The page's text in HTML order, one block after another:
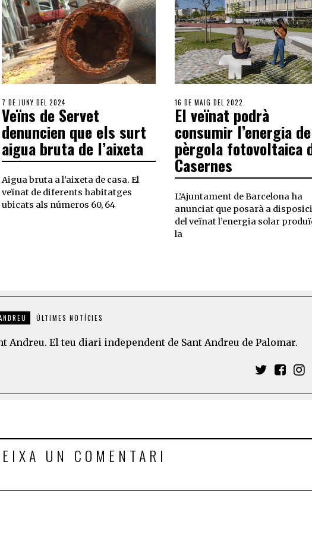
7 DE JUNY DEL 2024
Veïns de Servet
denuncien que els surt
aigua bruta de l’aixeta
Aigua bruta a l’aixeta de casa. El
veïnat de diferents habitatges
ubicats als números 60, 64
16 DE MAIG DEL 2022
El veïnat podrà
consumir l’energia
pèrgola fotovoltaica
Casernes
L’Ajuntament de Barcelona ha
anunciat que posarà a
del veïnat l’energia solar
la
ÚLTIMES NOTÍCIES
Andreu. El teu diari independent de Sant Andreu de Palomar.
UN COMENTARI